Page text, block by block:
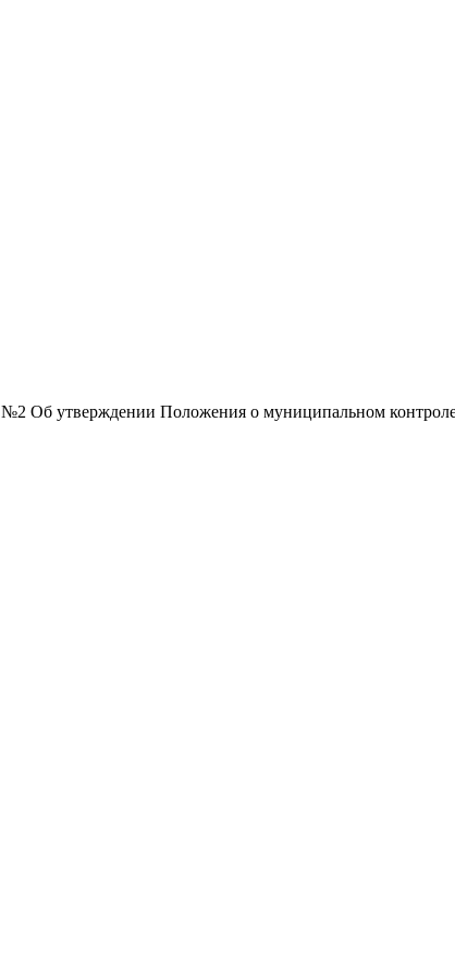
№2 Об утверждении Положения о муниципальном контроле